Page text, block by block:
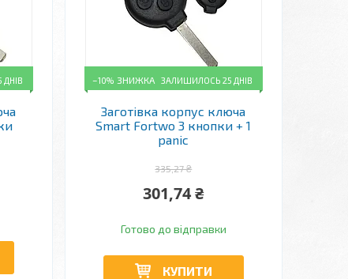
–10% ЗАЛИШИЛОСЬ 25 ДНІВ
Заготівка корпус ключа
Smart Fortwo 3 кнопки + 1
panic
335,27 ₴
301,74 ₴
Готово до відправки
КУПИТИ